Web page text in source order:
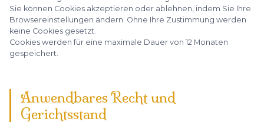
Sie können Cookies akzeptieren oder ablehnen, indem Sie Ihre
Browsereinstellungen ändern. Ohne Ihre Zustimmung werden
keine Cookies gesetzt.
Cookies werden für eine maximale Dauer von 12 Monaten
gespeichert.
Anwendbares Recht und
Gerichtsstand